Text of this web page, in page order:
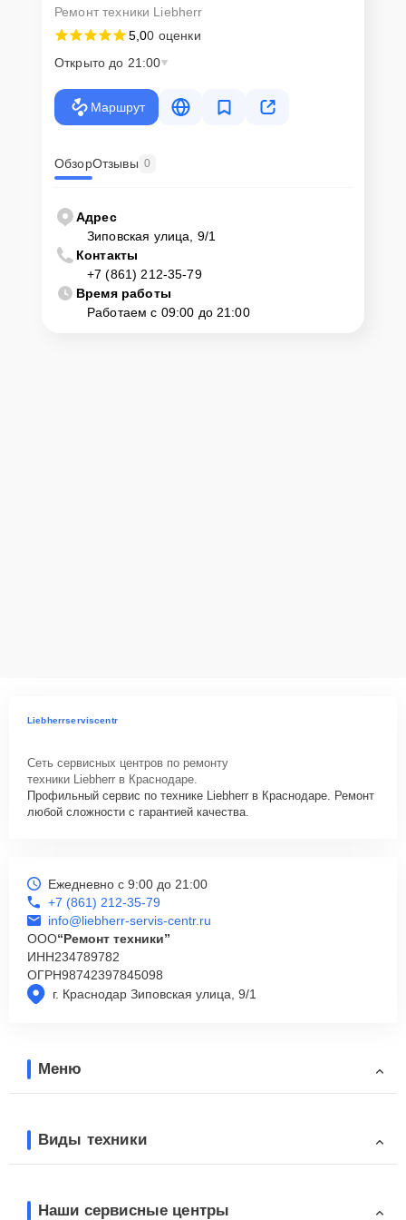
Ремонт техники Liebherr
5,00 оценки
Открыто до 21:00
Маршрут
ОбзорОтзывы 0
Адрес
Зиповская улица, 9/1
Контакты
+7 (861) 212-35-79
Время работы
Работаем с 09:00 до 21:00
Liebherrserviscentr
Сеть сервисных центров по ремонту
техники Liebherr в Краснодаре.
Профильный сервис по технике Liebherr в Краснодаре. Ремонт
любой сложности с гарантией качества.
г. Краснодар Зиповская улица, 9/1
Ежедневно с 9:00 до 21:00
+7 (861) 212-35-79
info@liebherr-servis-centr.ru
ООО“Ремонт техники”
ИНН234789782
ОГРН98742397845098
Меню
Виды техники
Наши сервисные центры